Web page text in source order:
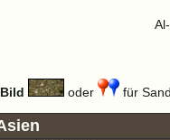
Bild oder für